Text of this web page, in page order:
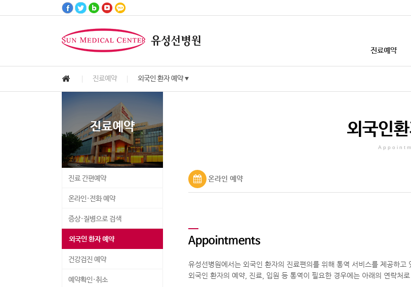
진료예약
진료예약
Reservation
온라인·전화 예약
외국인 환자 예약
진
진료안내
Medical Information
진료과·센터소개
입원진료 안내
간호간병 통합서비스 안내
건강정보
Health Information
선병원 건강칼럼
고객서비스
Customer Services
업무안내
환자경험평가(설문)
병원소식
Notice & News
선병원 소식
인턴 채용 안내
병원안내
Hospital Information
병원소개
첨단의료장비
주차안내
병원 둘러보기
진료예약 외국인 환자 예약▼
진료예약
진료 간편예약
온라인·전화 예약
증상·질병으로 검색
외국인 환자 예약
건강검진 예약
예약확인·취소
외국인
온라인 예약
Appointments
유성선병원에서는 외국인 환자의 진료편의를 위해 통역 서비스를 제공하고
외국인 환자의 예약, 진료, 입원 등 통역이 필요한 경우에는 아래의 연락처